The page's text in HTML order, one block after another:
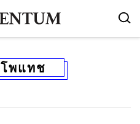
โพแทช